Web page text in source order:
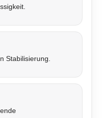
Stabilisierung.